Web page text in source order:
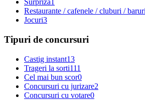
Surpriza1
Restaurante / cafenele / cluburi / baruri
Jocuri3
Tipuri de concursuri
Castig instant13
Trageri la sorti111
Cel mai bun scor0
Concursuri cu jurizare2
Concursuri cu votare0